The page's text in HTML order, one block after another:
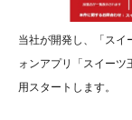
当社が開発し、「スイ
ォンアプリ「スイー
用スタートします。